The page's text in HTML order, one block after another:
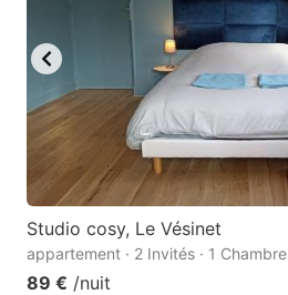
Studio cosy, Le Vésinet
appartement · 2 Invités · 1 Chambre
89 € /nuit